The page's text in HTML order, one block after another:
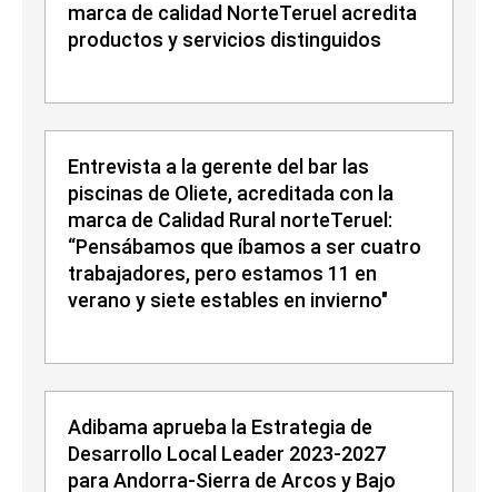
marca de calidad NorteTeruel acredita
productos y servicios distinguidos
Entrevista a la gerente del bar las
piscinas de Oliete, acreditada con la
marca de Calidad Rural norteTeruel:
“Pensábamos que íbamos a ser cuatro
trabajadores, pero estamos 11 en
verano y siete estables en invierno"
Adibama aprueba la Estrategia de
Desarrollo Local Leader 2023-2027
para Andorra-Sierra de Arcos y Bajo